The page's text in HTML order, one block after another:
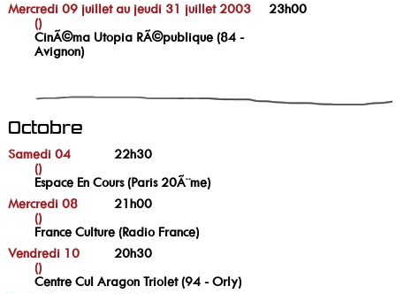
Mercredi 09 juillet au jeudi 31 juillet 2003
23h00
()
CinÃ©ma Utopia RÃ©publique (84 -
Avignon)
Octobre
Samedi 04
22h30
()
Espace En Cours (Paris 20Ã¨me)
Mercredi 08
21h00
()
France Culture (Radio France)
Vendredi 10
20h30
()
Centre Cul Aragon Triolet (94 - Orly)